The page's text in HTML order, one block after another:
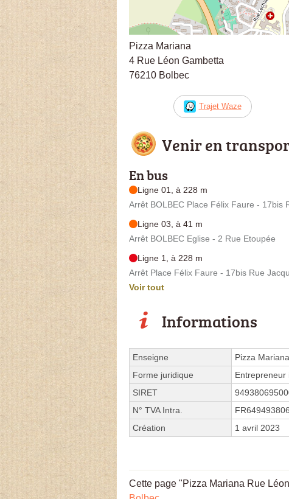
Pizza Mariana
4 Rue Léon Gambetta
76210 Bolbec
Trajet Waze
Venir en
En bus
Ligne 01, à 228 m
Arrêt BOLBEC Place Félix Faure - 17bis
Ligne 03, à 41 m
Arrêt BOLBEC Eglise - 2 Rue Etoupée
Ligne 1, à 228 m
Arrêt Place Félix Faure - 17bis Rue
Voir tout
Informations
Enseigne
Pizza Mariana
Forme juridique
Entrepreneur
SIRET
N° TVA Intra.
Création
1 avril 2023
Cette page "Pizza Mariana Rue